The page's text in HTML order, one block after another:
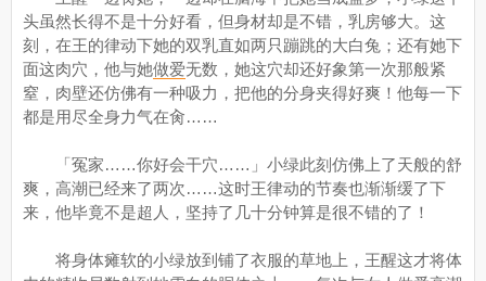
头虽然长得不是十分好看，但身材却是不错，乳房够大。这
刻，在王的律动下她的双乳直如两只蹦跳的大白兔；还有她下
面这肉穴，他与她做爱无数，她这穴却还好象第一次那般紧
窒，肉壁还仿佛有一种吸力，把他的分身夹得好爽！他每一下
都是用尽全身力气在肏……
「冤家……你好会干穴……」小绿此刻仿佛上了天般的舒
爽，高潮已经来了两次……这时王律动的节奏也渐渐缓了下
来，他毕竟不是超人，坚持了几十分钟算是很不错的了！
将身体瘫软的小绿放到铺了衣服的草地上，王醒这才将体